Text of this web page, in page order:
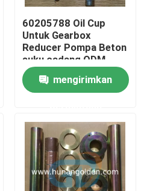
Beton
60205788 Oil Cup
Untuk Gearbox
Reducer Pompa Beton
suku cadang ODM
mengirimkan